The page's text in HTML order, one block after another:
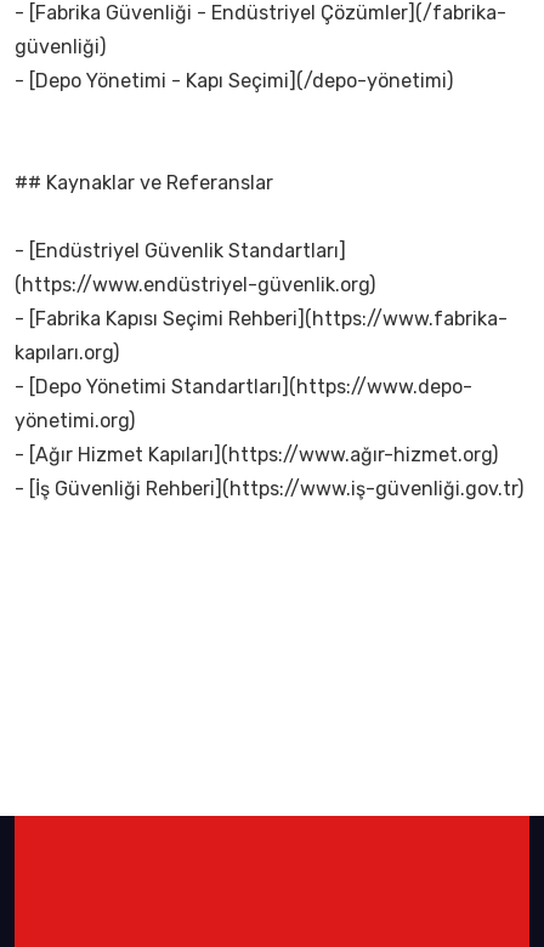
- [Fabrika Güvenliği - Endüstriyel Çözümler](/fabrika-
güvenliği)
- [Depo Yönetimi - Kapı Seçimi](/depo-yönetimi)
## Kaynaklar ve Referanslar
- [Endüstriyel Güvenlik Standartları]
(https://www.endüstriyel-güvenlik.org)
- [Fabrika Kapısı Seçimi Rehberi](https://www.fabrika-
kapıları.org)
- [Depo Yönetimi Standartları](https://www.depo-
yönetimi.org)
- [Ağır Hizmet Kapıları](https://www.ağır-hizmet.org)
- [İş Güvenliği Rehberi](https://www.iş-güvenliği.gov.tr)